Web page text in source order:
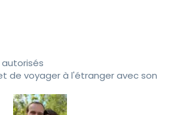
de voyager à l'étranger avec son